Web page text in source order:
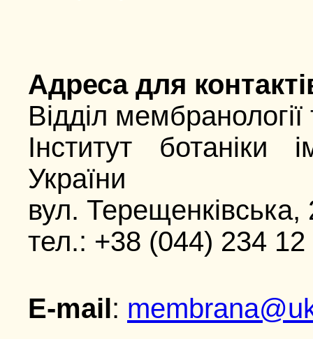
Адресa для
Відділ мембранології
Інститут
України
вул.
тел.: +38 (044) 234 12
E-mail: